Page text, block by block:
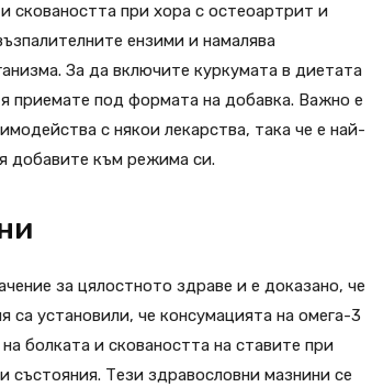
сковаността при хора с остеоартрит и
ензими и намалява
За да включите куркумата в диетата
приемате под формата на добавка. Важно е
с някои лекарства, така че е най-
добавите към режима си.
за цялостното здраве и е доказано, че
установили, че консумацията на омега-3
болката и сковаността на ставите при
състояния. Тези здравословни мазнини се